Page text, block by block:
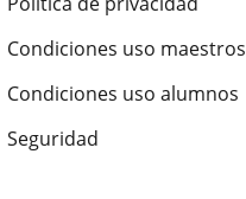
Condiciones uso maestros
Condiciones uso alumnos
Seguridad